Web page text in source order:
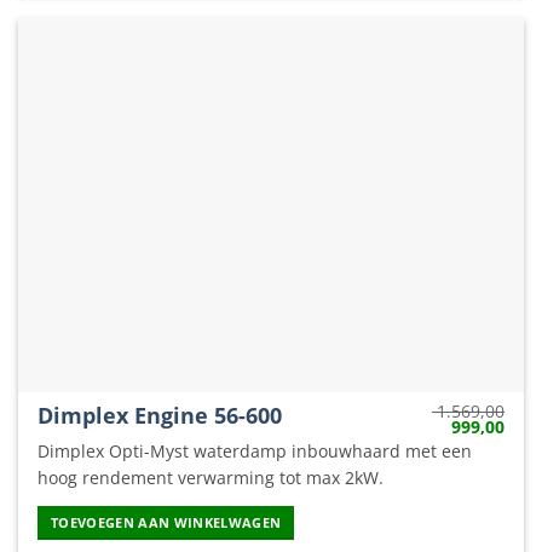
Dimplex Engine 56-600 1.569,00
prijs
was:
999,00
prijs
Dimplex Opti-Myst waterdamp inbouwhaard met een
hoog rendement verwarming tot max 2kW.
TOEVOEGEN AAN WINKELWAGEN